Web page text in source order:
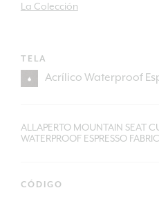
La Colección
TELA
ALLAPERTO MOUNTAIN SEAT
WATERPROOF ESPRESSO FABRIC
CÓDIGO